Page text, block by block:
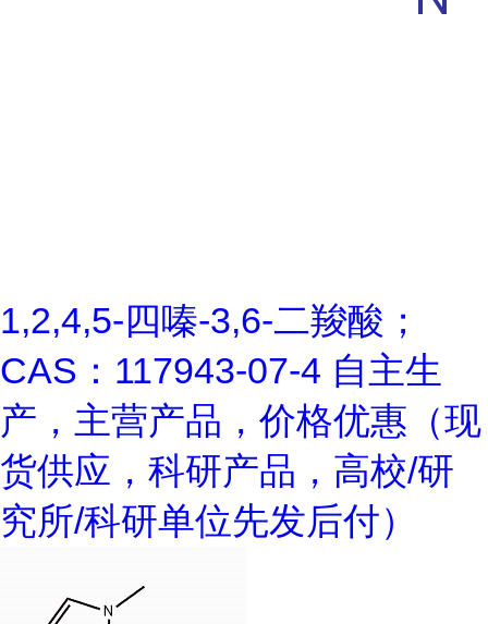
1,2,4,5-四嗪-3,6-二羧酸；
CAS：117943-07-4 自主生
产，主营产品，价格优惠（现
货供应，科研产品，高校/研
究所/科研单位先发后付）